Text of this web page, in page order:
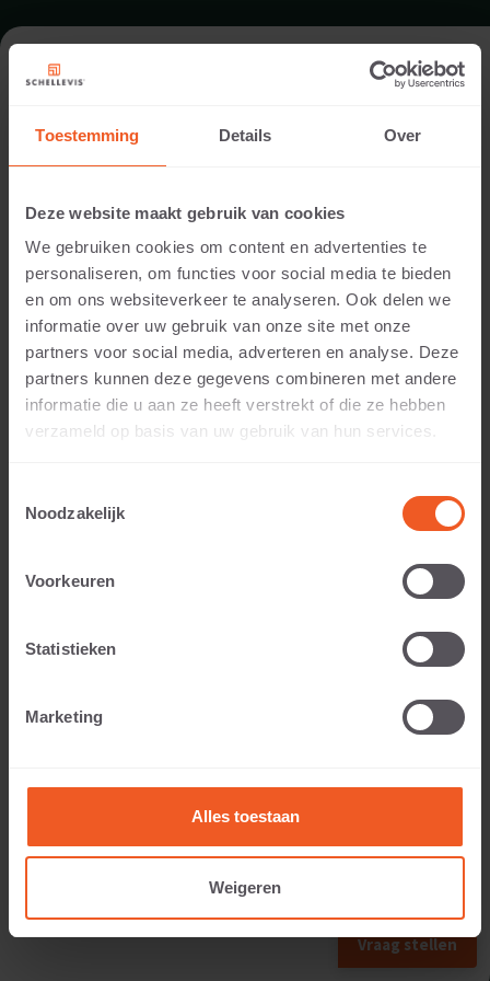
Toestemming Details Over
Deze website maakt gebruik van cookies
We gebruiken cookies om content en advertenties te
personaliseren, om functies voor social media te bieden
en om ons websiteverkeer te analyseren. Ook delen we
informatie over uw gebruik van onze site met onze
partners voor social media, adverteren en analyse. Deze
partners kunnen deze gegevens combineren met andere
informatie die u aan ze heeft verstrekt of die ze hebben
verzameld op basis van uw gebruik van hun services.
Noodzakelijk
Voorkeuren
Statistieken
Marketing
Alles toestaan
Weigeren
ASSORTIMENT DALLES DRAINANTES EN BÉTON
14 DIMENSION ÉPAISSEUR
Utilisable pour:
Poids:
Vraag stellen